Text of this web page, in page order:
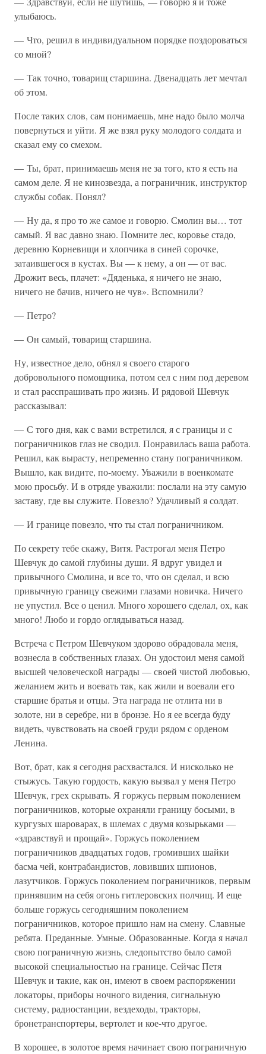
улыбаюсь.
— Что, решил в индивидуальном порядке поздороваться
со мной?
— Так точно, товарищ старшина. Двенадцать лет мечтал
об этом.
После таких слов, сам понимаешь, мне надо было молча
повернуться и уйти. Я же взял руку молодого солдата и
сказал ему со смехом.
— Ты, брат, принимаешь меня не за того, кто я есть на
самом деле. Я не кинозвезда, а пограничник, инструктор
службы собак. Понял?
— Ну да, я про то же самое и говорю. Смолин вы… тот
самый. Я вас давно знаю. Помните лес, коровье стадо,
деревню Корневищи и хлопчика в синей сорочке,
затаившегося в кустах. Вы — к нему, а он — от вас.
Дрожит весь, плачет: «Дяденька, я ничего не знаю,
ничего не бачив, ничего не чув». Вспомнили?
— Петро?
— Он самый, товарищ старшина.
Ну, известное дело, обнял я своего старого
добровольного помощника, потом сел с ним под деревом
и стал расспрашивать про жизнь. И рядовой Шевчук
рассказывал:
— С того дня, как с вами встретился, я с границы и с
пограничников глаз не сводил. Понравилась ваша работа.
Решил, как вырасту, непременно стану пограничником.
Вышло, как видите, по-моему. Уважили в военкомате
мою просьбу. И в отряде уважили: послали на эту самую
заставу, где вы служите. Повезло? Удачливый я солдат.
— И границе повезло, что ты стал пограничником.
По секрету тебе скажу, Витя. Растрогал меня Петро
Шевчук до самой глубины души. Я вдруг увидел и
привычного Смолина, и все то, что он сделал, и всю
привычную границу свежими глазами новичка. Ничего
не упустил. Все о ценил. Много хорошего сделал, ох, как
много! Любо и гордо оглядываться назад.
Встреча с Петром Шевчуком здорово обрадовала меня,
вознесла в собственных глазах. Он удостоил меня самой
высшей человеческой награды — своей чистой любовью,
желанием жить и воевать так, как жили и воевали его
старшие братья и отцы. Эта награда не отлита ни в
золоте, ни в серебре, ни в бронзе. Но я ее всегда буду
видеть, чувствовать на своей груди рядом с орденом
Ленина.
Вот, брат, как я сегодня расхвастался. И нисколько не
стыжусь. Такую гордость, какую вызвал у меня Петро
Шевчук, грех скрывать. Я горжусь первым поколением
пограничников, которые охраняли границу босыми, в
кургузых шароварах, в шлемах с двумя козырьками —
«здравствуй и прощай». Горжусь поколением
пограничников двадцатых годов, громивших шайки
басма чей, контрабандистов, ловивших шпионов,
лазутчиков. Горжусь поколением пограничников, первым
принявшим на себя огонь гитлеровских полчищ. И еще
больше горжусь сегодняшним поколением
пограничников, которое пришло нам на смену. Славные
ребята. Преданные. Умные. Образованные. Когда я начал
свою пограничную жизнь, следопытство было самой
высокой специальностью на границе. Сейчас Петя
Шевчук и такие, как он, имеют в своем распоряжении
локаторы, приборы ночного видения, сигнальную
систему, радиостанции, вездеходы, тракторы,
бронетранспортеры, вертолет и кое-что другое.
В хорошее, в золотое время начинает свою пограничную